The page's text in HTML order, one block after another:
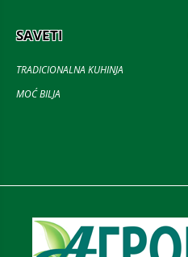
SAVETI
TRADICIONALNA KUHINJA
MOĆ BILJA